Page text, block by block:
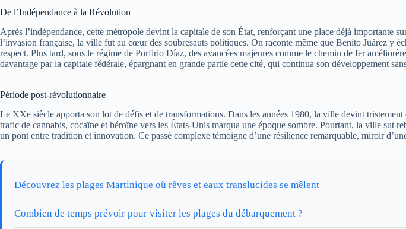
De l’Indépendance à la Révolution
Après l’indépendance, cette métropole devint la capitale de son État, renforçant une place déjà importante
l’invasion française, la ville fut au cœur des soubresauts politiques. On raconte même que Benito Juárez y
respect. Plus tard, sous le régime de Porfirio Díaz, des avancées majeures comme le chemin de fer
davantage par la capitale fédérale, épargnant en grande partie cette cité, qui continua son développement
Période post-révolutionnaire
Le XXe siècle apporta son lot de défis et de transformations. Dans les années 1980, la ville devint
trafic de cannabis, cocaïne et héroïne vers les États-Unis marqua une époque sombre. Pourtant, la ville sut
un pont entre tradition et innovation. Ce passé complexe témoigne d’une résilience remarquable, miroir
Découvrez les plages Martinique où rêves et eaux translucides se mêlent
Combien de temps prévoir pour visiter les plages du débarquement ?